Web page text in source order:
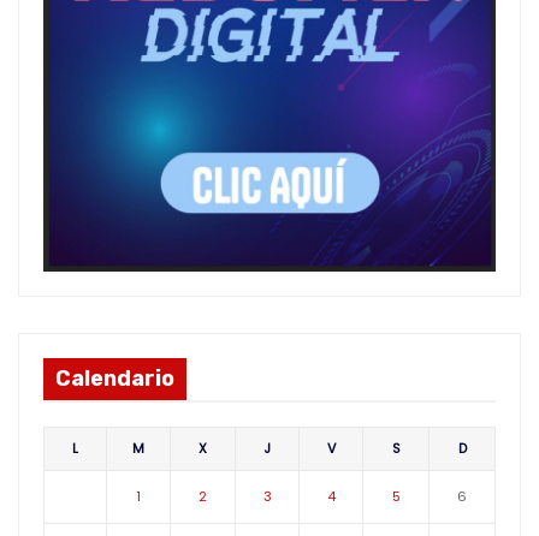
Calendario
L M X J V S D
1 2 3 4 5 6